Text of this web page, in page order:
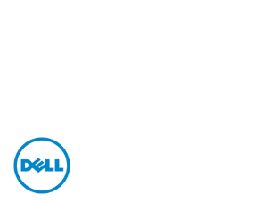
NAZWA
PRODUCENTA:
DELL